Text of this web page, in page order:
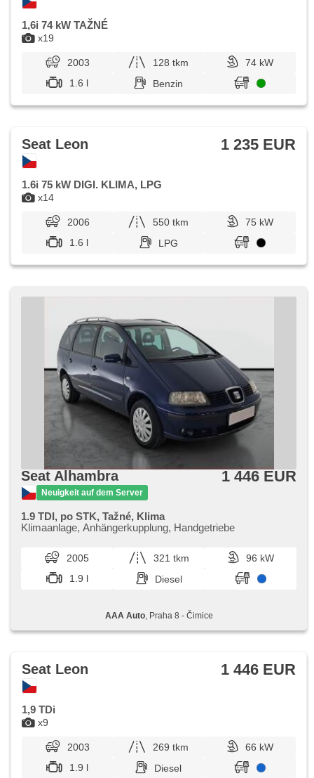
x19
1,6i 74 kW TAŽNÉ
2003 128 tkm
74 kW
1.6 l
Benzin
x14
Seat Leon 1 235 EUR
1.6i 75 kW DIGI. KLIMA, LPG
2006 550 tkm
75 kW
1.6 l
LPG
Seat Alhambra
Neuigkeit auf dem Server
1 446 EUR
1.9 TDI, po STK, Tažné, Klima
Klimaanlage, Anhängerkupplung, Handgetriebe
2005 321 tkm
96 kW
1.9 l
Diesel
AAA Auto, Praha 8 - Čimice
x9
Seat Leon 1 446 EUR
1,9 TDi
2003 269 tkm
66 kW
1.9 l
Diesel